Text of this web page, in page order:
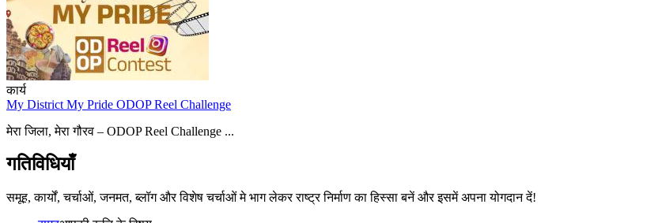
कार्य
My District My Pride ODOP Reel Challenge
मेरा जिला, मेरा गौरव – ODOP Reel Challenge ...
गतिविधियाँ
समूह, कार्यों, चर्चाओं, जनमत, ब्लॉग और विशेष चर्चाओं मे भाग लेकर राष्ट्र निर्माण का हिस्सा बनें और इसमें अपना योगदान दें!